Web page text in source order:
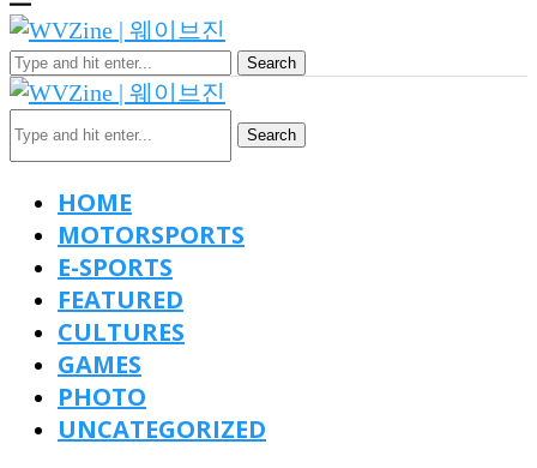
Search
Search
HOME
MOTORSPORTS
E-SPORTS
FEATURED
CULTURES
GAMES
PHOTO
UNCATEGORIZED